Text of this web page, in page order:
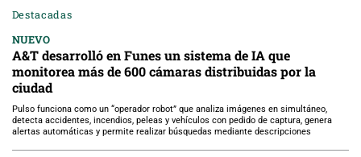
Destacadas
NUEVO
A&T desarrolló en Funes un sistema de IA que
monitorea más de 600 cámaras distribuidas por la
ciudad
Pulso funciona como un “operador robot” que analiza imágenes en simultáneo,
detecta accidentes, incendios, peleas y vehículos con pedido de captura, genera
alertas automáticas y permite realizar búsquedas mediante descripciones